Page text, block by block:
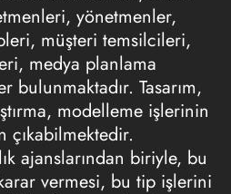
yönetmenler,
müşteri temsilcileri,
medya planlama
bulunmaktadır. Tasarım,
modelleme işlerinin
çıkabilmektedir.
ajanslarından biriyle, bu
vermesi, bu tip işlerini